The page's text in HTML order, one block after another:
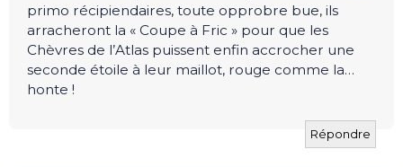
primo récipiendaires, toute opprobre bue, ils
arracheront la « Coupe à Fric » pour que les
Chèvres de l’Atlas puissent enfin accrocher une
seconde étoile à leur maillot, rouge comme la…
honte !
Répondre